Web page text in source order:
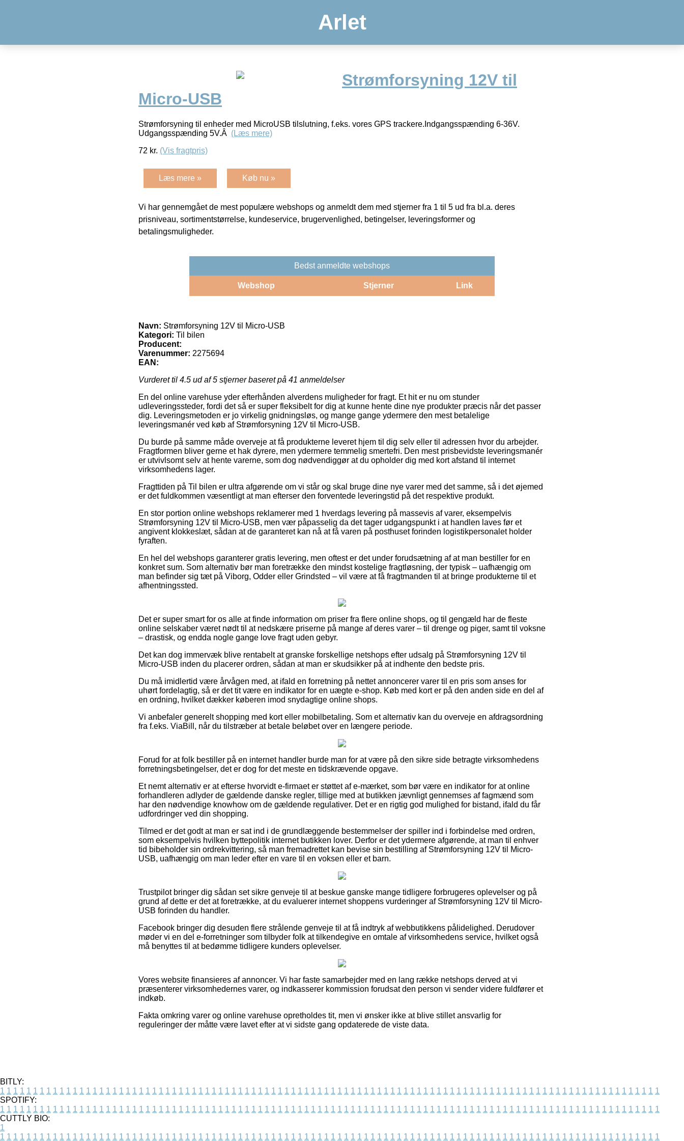
Arlet
Strømforsyning 12V til
Micro-USB
Strømforsyning til enheder med MicroUSB tilslutning, f.eks. vores GPS trackere.Indgangsspænding 6-36V.
Udgangsspænding 5V.Â (Læs mere)
72 kr. (Vis fragtpris)
Læs mere » Køb nu »
Vi har gennemgået de mest populære webshops og anmeldt dem med stjerner fra 1 til 5 ud fra bl.a. deres
prisniveau, sortimentstørrelse, kundeservice, brugervenlighed, betingelser, leveringsformer og
betalingsmuligheder.
Bedst anmeldte webshops
Webshop Stjerner Link
Navn: Strømforsyning 12V til Micro-USB
Kategori: Til bilen
Producent:
Varenummer: 2275694
EAN:
Vurderet til 4.5 ud af 5 stjerner baseret på 41 anmeldelser
En del online varehuse yder efterhånden alverdens muligheder for fragt. Et hit er nu om stunder
udleveringssteder, fordi det så er super fleksibelt for dig at kunne hente dine nye produkter præcis når det passer
dig. Leveringsmetoden er jo virkelig gnidningsløs, og mange gange ydermere den mest betalelige
leveringsmanér ved køb af Strømforsyning 12V til Micro-USB.
Du burde på samme måde overveje at få produkterne leveret hjem til dig selv eller til adressen hvor du arbejder.
Fragtformen bliver gerne et hak dyrere, men ydermere temmelig smertefri. Den mest prisbevidste leveringsmanér
er utvivlsomt selv at hente varerne, som dog nødvendiggør at du opholder dig med kort afstand til internet
virksomhedens lager.
Fragttiden på Til bilen er ultra afgørende om vi står og skal bruge dine nye varer med det samme, så i det øjemed
er det fuldkommen væsentligt at man efterser den forventede leveringstid på det respektive produkt.
En stor portion online webshops reklamerer med 1 hverdags levering på massevis af varer, eksempelvis
Strømforsyning 12V til Micro-USB, men vær påpasselig da det tager udgangspunkt i at handlen laves før et
angivent klokkeslæt, sådan at de garanteret kan nå at få varen på posthuset forinden logistikpersonalet holder
fyraften.
En hel del webshops garanterer gratis levering, men oftest er det under forudsætning af at man bestiller for en
konkret sum. Som alternativ bør man foretrække den mindst kostelige fragtløsning, der typisk – uafhængig om
man befinder sig tæt på Viborg, Odder eller Grindsted – vil være at få fragtmanden til at bringe produkterne til et
afhentningssted.
Det er super smart for os alle at finde information om priser fra flere online shops, og til gengæld har de fleste
online selskaber været nødt til at nedskære priserne på mange af deres varer – til drenge og piger, samt til voksne
– drastisk, og endda nogle gange love fragt uden gebyr.
Det kan dog immervæk blive rentabelt at granske forskellige netshops efter udsalg på Strømforsyning 12V til
Micro-USB inden du placerer ordren, sådan at man er skudsikker på at indhente den bedste pris.
Du må imidlertid være årvågen med, at ifald en forretning på nettet annoncerer varer til en pris som anses for
uhørt fordelagtig, så er det tit være en indikator for en uægte e-shop. Køb med kort er på den anden side en del af
en ordning, hvilket dækker køberen imod snydagtige online shops.
Vi anbefaler generelt shopping med kort eller mobilbetaling. Som et alternativ kan du overveje en afdragsordning
fra f.eks. ViaBill, når du tilstræber at betale beløbet over en længere periode.
Forud for at folk bestiller på en internet handler burde man for at være på den sikre side betragte virksomhedens
forretningsbetingelser, det er dog for det meste en tidskrævende opgave.
Et nemt alternativ er at efterse hvorvidt e-firmaet er støttet af e-mærket, som bør være en indikator for at online
forhandleren adlyder de gældende danske regler, tillige med at butikken jævnligt gennemses af fagmænd som
har den nødvendige knowhow om de gældende regulativer. Det er en rigtig god mulighed for bistand, ifald du får
udfordringer ved din shopping.
Tilmed er det godt at man er sat ind i de grundlæggende bestemmelser der spiller ind i forbindelse med ordren,
som eksempelvis hvilken byttepolitik internet butikken lover. Derfor er det ydermere afgørende, at man til enhver
tid bibeholder sin ordrekvittering, så man fremadrettet kan bevise sin bestilling af Strømforsyning 12V til Micro-
USB, uafhængig om man leder efter en vare til en voksen eller et barn.
Trustpilot bringer dig sådan set sikre genveje til at beskue ganske mange tidligere forbrugeres oplevelser og på
grund af dette er det at foretrække, at du evaluerer internet shoppens vurderinger af Strømforsyning 12V til Micro-
USB forinden du handler.
Facebook bringer dig desuden flere strålende genveje til at få indtryk af webbutikkens pålidelighed. Derudover
møder vi en del e-forretninger som tilbyder folk at tilkendegive en omtale af virksomhedens service, hvilket også
må benyttes til at bedømme tidligere kunders oplevelser.
Vores website finansieres af annoncer. Vi har faste samarbejder med en lang række netshops derved at vi
præsenterer virksomhedernes varer, og indkasserer kommission forudsat den person vi sender videre fuldfører et
indkøb.
Fakta omkring varer og online varehuse opretholdes tit, men vi ønsker ikke at blive stillet ansvarlig for
reguleringer der måtte være lavet efter at vi sidste gang opdaterede de viste data.
BITLY:
1 1 1 1 1 1 1 1 1 1 1 1 1 1 1 1 1 1 1 1 1 1 1 1 1 1 1 1 1 1 1 1 1 1 1 1 1 1 1 1 1 1 1 1 1 1 1 1 1 1 1 1 1 1 1 1 1 1 1 1 1 1 1 1 1 1 1 1 1 1 1 1 1 1 1 1 1 1 1 1 1 1 1 1 1 1 1 1 1 1 1 1 1 1 1 1 1 1 1 1
SPOTIFY:
1 1 1 1 1 1 1 1 1 1 1 1 1 1 1 1 1 1 1 1 1 1 1 1 1 1 1 1 1 1 1 1 1 1 1 1 1 1 1 1 1 1 1 1 1 1 1 1 1 1 1 1 1 1 1 1 1 1 1 1 1 1 1 1 1 1 1 1 1 1 1 1 1 1 1 1 1 1 1 1 1 1 1 1 1 1 1 1 1 1 1 1 1 1 1 1 1 1 1 1
CUTTLY BIO:
1
1 1 1 1 1 1 1 1 1 1 1 1 1 1 1 1 1 1 1 1 1 1 1 1 1 1 1 1 1 1 1 1 1 1 1 1 1 1 1 1 1 1 1 1 1 1 1 1 1 1 1 1 1 1 1 1 1 1 1 1 1 1 1 1 1 1 1 1 1 1 1 1 1 1 1 1 1 1 1 1 1 1 1 1 1 1 1 1 1 1 1 1 1 1 1 1 1 1 1 1